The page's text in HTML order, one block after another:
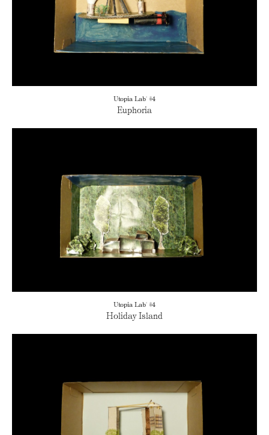
Utopia Lab' #4
Euphoria
Utopia Lab' #4
Holiday Island